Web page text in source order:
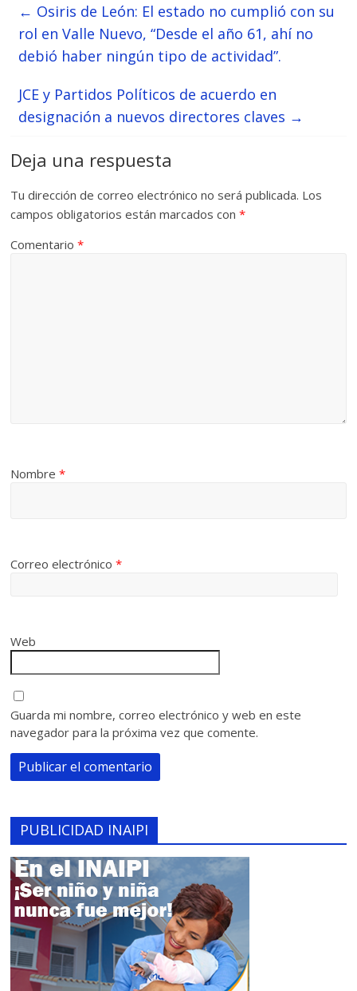
← Osiris de León: El estado no cumplió con su
rol en Valle Nuevo, “Desde el año 61, ahí no
debió haber ningún tipo de actividad”.
JCE y Partidos Políticos de acuerdo en
designación a nuevos directores claves →
Deja una respuesta
Tu dirección de correo electrónico no será publicada. Los
campos obligatorios están marcados con*
Comentario*
Nombre*
Correo electrónico*
Web
Guarda mi nombre, correo electrónico y web en este
navegador para la próxima vez que comente.
PUBLICIDAD INAIPI